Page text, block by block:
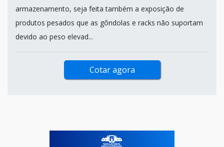
armazenamento, seja feita também a exposição de
produtos pesados que as gôndolas e racks não suportam
devido ao peso elevad...
Cotar agora